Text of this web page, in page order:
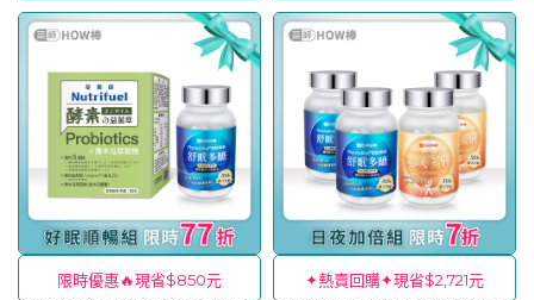
限時優惠🔥現省$850元 ✦熱賣回購✦現省$2,721元